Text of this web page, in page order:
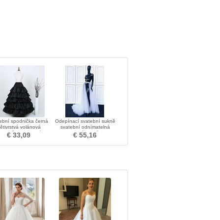
spodnička černá
volánová
svatební
spodnička
€ 33,09
Odepínací svatební sukně
svatební odnímatelná
tylová sukně
€ 55,16